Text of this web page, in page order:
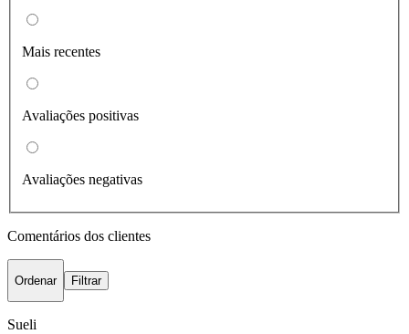
Mais recentes
Avaliações positivas
Avaliações negativas
Comentários dos clientes
Ordenar Filtrar
Sueli